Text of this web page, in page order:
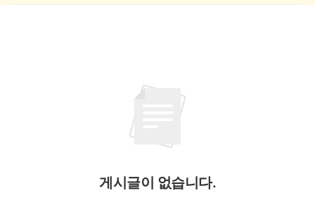
목
게시글이 없습니다.